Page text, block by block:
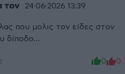
τον 24·06·2026 13:39
που μολις τον είδες στον
δίποδο...
0 0